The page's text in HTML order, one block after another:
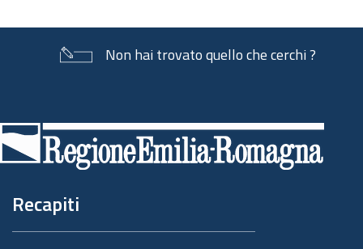
Non hai trovato quello che cerchi ?
di
pagina
Recapiti